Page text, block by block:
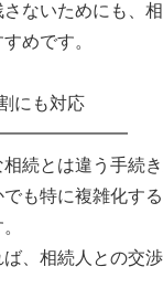
ないためにも、
めです。
にも対応
続とは違う手続き
も特に複雑化す
、相続人との交